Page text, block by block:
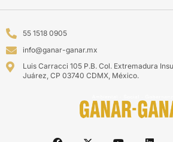
55 1518 0905
info@ganar-ganar.mx
Luis Carracci 105 P.B. Col. Extremadura
Juárez, CP 03740 CDMX, México.